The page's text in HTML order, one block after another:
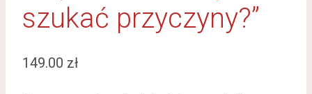
szukać przyczyny?”
149.00 zł